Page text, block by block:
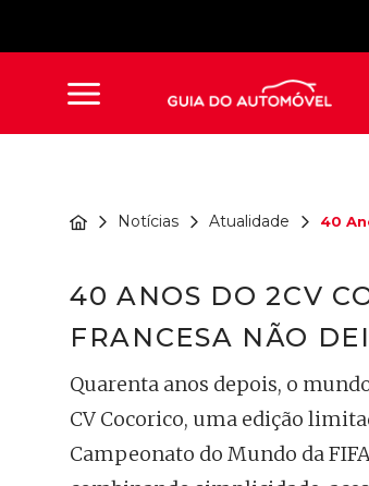
Notícias Atualidade 40
40 ANOS DO 2CV
FRANCESA NÃO
Quarenta anos depois, o
CV Cocorico, uma edição
Campeonato do Mundo da